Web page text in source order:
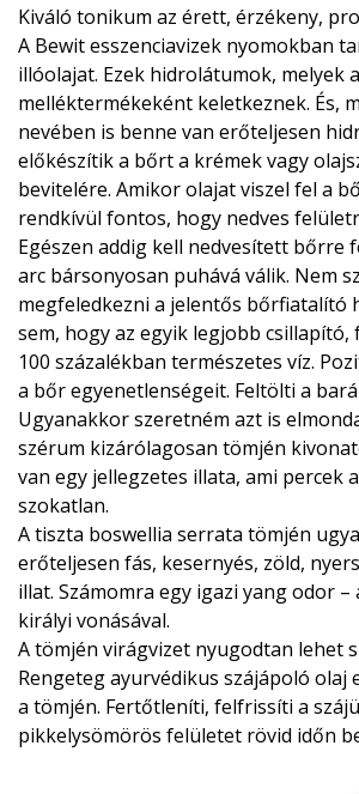
Kiváló tonikum az érett, érzékeny,
A Bewit esszenciavizek nyomokban
illóolajat. Ezek hidrolátumok, melyek
melléktermékeként keletkeznek. És,
nevében is benne van erőteljesen
előkészítik a bőrt a krémek vagy
bevitelére. Amikor olajat viszel fel a
rendkívül fontos, hogy nedves
Egészen addig kell nedvesített bőrre
arc bársonyosan puhává válik. Nem
megfeledkezni a jelentős bőrfiatalító
sem, hogy az egyik legjobb
100 százalékban természetes víz.
a bőr egyenetlenségeit. Feltölti a
Ugyanakkor szeretném azt is
szérum kizárólagosan tömjén
van egy jellegzetes illata, ami percek
szokatlan.
A tiszta boswellia serrata tömjén
erőteljesen fás, kesernyés, zöld,
illat. Számomra egy igazi yang odor –
királyi vonásával.
A tömjén virágvizet nyugodtan lehet
Rengeteg ayurvédikus szájápoló olaj
a tömjén. Fertőtleníti, felfrissíti a
pikkelysömörös felületet rövid időn